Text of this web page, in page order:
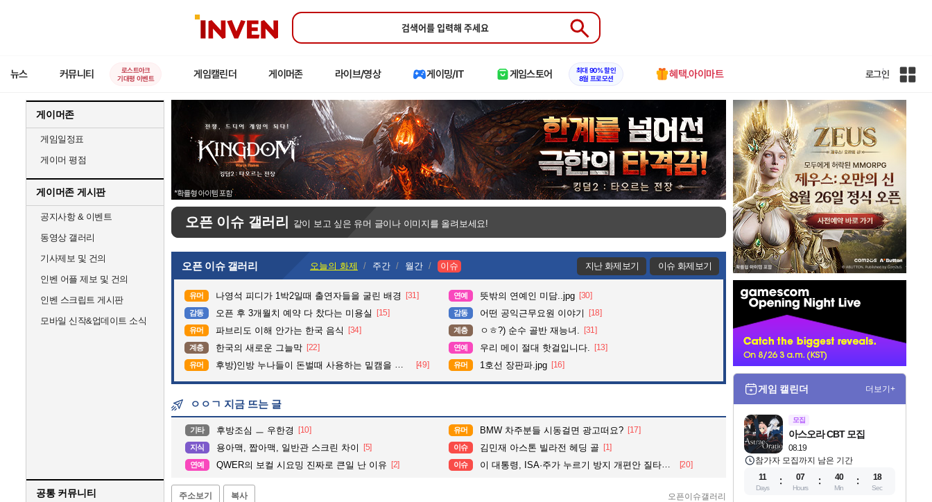
인
Submit
뉴스 커뮤니티
로스트아크
기대평 이벤트
게임캘린더 게이머존 라이브/영상 게이밍/IT 게임스토어
최대 90% 할인
8월 프로모션
혜택.아이마트 로그인
인
게이머존
게임일정표
게이머 평점
게이머존 게시판
공지사항 & 이벤트
동영상 갤러리
기사제보 및 건의
인벤 어플 제보 및 건의
인벤 스크립트 게시판
모바일 신작&업데이트 소식
공통 커뮤니티
오픈 이슈 갤러리 같이 보고 싶은 유머 글이나 이미지를 올려보세요!
오픈 이슈 갤러리 오늘의 화제 주간 월간 이슈 지난 화제보기 이슈 화제보기
유머 나영석 피디가 1박2일때 출연자들을 굴린 배경 [31] 연예 뜻밖의 연예인 미담..jpg [30]
감동 오픈 후 3개월치 예약 다 찼다는 미용실 [15] 감동 어떤 공익근무요원 이야기 [18]
유머 파브리도 이해 안가는 한국 음식 [34] 계층 ㅇㅎ?) 순수 골반 재능녀. [31]
계층 한국의 새로운 그늘막 [22] 연예 우리 메이 절대 핫걸입니다. [13]
유머 후방)인방 누나들이 돈벌때 사용하는 밑캠을 알아보자 [49] 유머 1호선 장판파.jpg [16]
ㅇㅇㄱ 지금 뜨는 글
기타 후방조심 ㅡ 우한경 [10] 유머 BMW 차주분들 시동걸면 광고떠요? [17]
지식 용아맥, 짭아맥, 일반관 스크린 차이 [5] 이슈 김민재 아스톤 빌라전 헤딩 골 [1]
연예 QWER의 보컬 시요밍 진짜로 큰일 난 이유 [2] 이슈 이 대통령, ISA·주가 누르기 방지 개편안 질타하며 “전면 재검토” 지시 [20]
주소보기 복사 오픈이슈갤러리
벤
게임 캘린더 더보기+
모집
08.19
아스오라 CBT 모집
참가자 모집까지 남은 기간
11
Days
07
Hours
40
Min
16
Sec